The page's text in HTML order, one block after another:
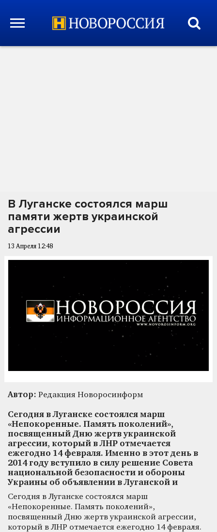
В Луганске состоялся марш
памяти жертв украинской
агрессии
13 Апреля 12:48
Автор: Редакция Новоросинформ
Сегодня в Луганске состоялся марш
«Непокоренные. Память поколений»,
посвященный Дню жертв украинской
агрессии, который в ЛНР отмечается
ежегодно 14 февраля. Именно в этот день в
2014 году вступило в силу решение Совета
национальной безопасности и обороны
Украины об объявлении в Луганской и
Сегодня в Луганске состоялся марш
«Непокоренные. Память поколений»,
посвященный Дню жертв украинской агрессии,
который в ЛНР отмечается ежегодно 14 февраля.